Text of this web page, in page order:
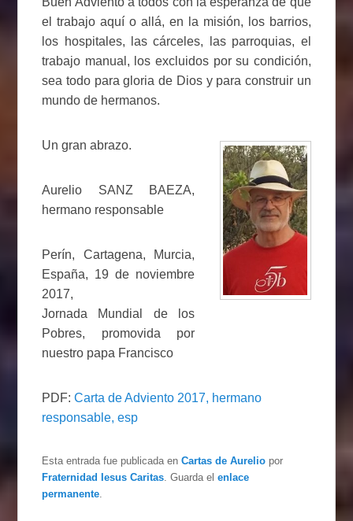
el trabajo aquí o allá, en la misión, los barrios,
los hospitales, las cárceles, las parroquias, el
trabajo manual, los excluidos por su condición,
sea todo para gloria de Dios y para construir un
mundo de hermanos.
Un gran abrazo.
Aurelio SANZ BAEZA,
hermano responsable
Perín, Cartagena, Murcia,
España, 19 de noviembre
2017,
Jornada Mundial de los
Pobres, promovida por
nuestro papa Francisco
PDF:Carta de Adviento 2017, hermano
responsable, esp
Esta entrada fue publicada enCartas de Aurelio por
Fraternidad Iesus Caritas. Guarda elenlace
permanente.